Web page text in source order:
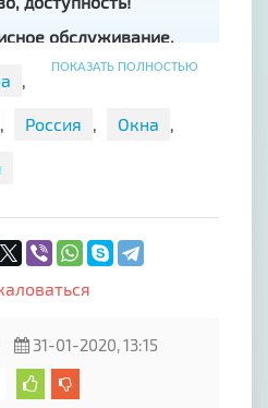
обслуживание.
ул. Красноармейская,
остановка
выходной
ПОКАЗАТЬ ПОЛНОСТЬЮ
,
, Россия , Окна ,
31-01-2020, 13:15